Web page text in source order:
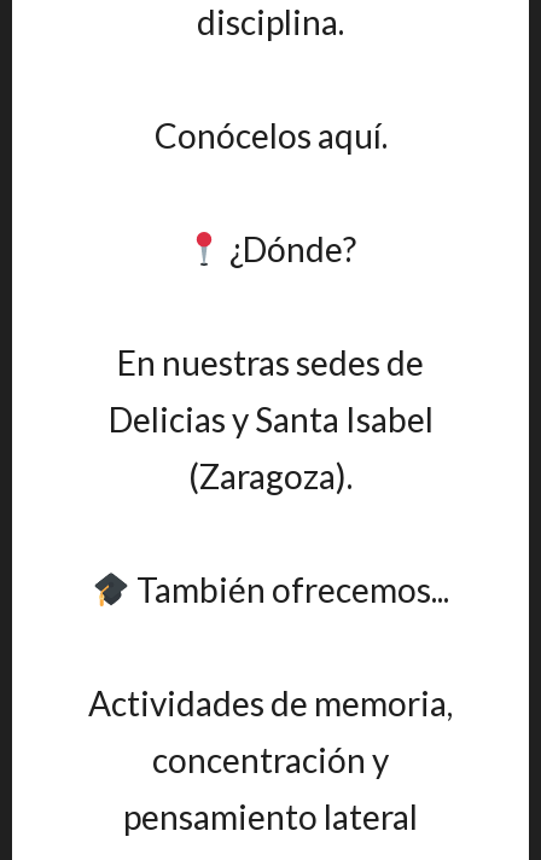
disciplina.
Conócelos aquí.
¿Dónde?
En nuestras sedes de
Delicias y Santa Isabel
(Zaragoza).
También ofrecemos...
Actividades de memoria,
concentración y
pensamiento lateral